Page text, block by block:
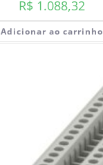
R$ 1.088,32
Adicionar ao carrinho